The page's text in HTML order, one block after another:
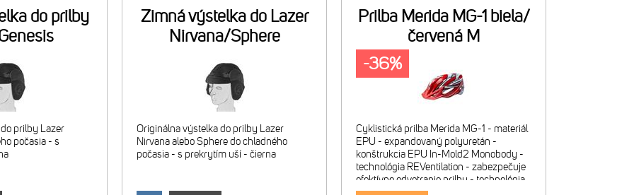
do prilby
prilby Lazer
počasia - s
Zimná výstelka do Lazer
Nirvana/Sphere
Originálna výstelka do prilby Lazer
Nirvana alebo Sphere do chladného
počasia - s prekrytím uší - čierna
Prilba Merida MG-1 biela/
červená M
Cyklistická prilba Merida MG-1 - materiál
EPU - expandovaný polyuretán -
konštrukcia EPU In-Mold2 Monobody -
technológia REVentilation - zabezpečuje
efektívne odvetranie prilby - technológia
Internally Scooping - Merida 4D otočný
-36%